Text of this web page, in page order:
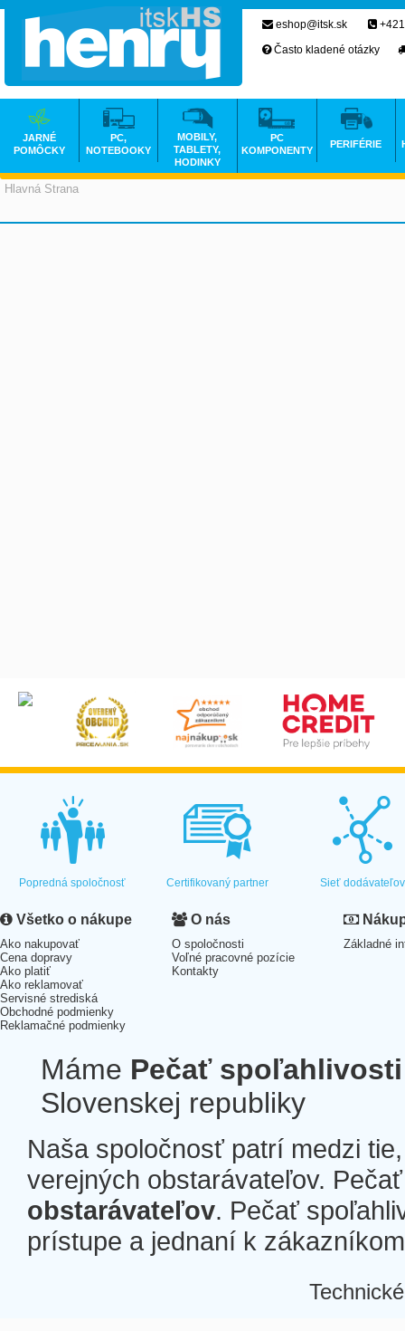
Hlavná Strana
eshop@itsk.sk
Často kladené otázky
JARNÉ
POMÔCKY
PC,
NOTEBOOKY
MOBILY,
TABLETY,
HODINKY
PC
KOMPONENTY
PERIFÉRIE
Popredná spoločnosť Certifikovaný partner Sieť dodávateľov
Všetko o nákupe
Ako nakupovať
Cena dopravy
Ako platiť
Ako reklamovať
Servisné strediská
Obchodné podmienky
Reklamačné podmienky
O nás
O spoločnosti
Voľné pracovné pozície
Kontakty
Základné
Máme Pečať spoľahlivosti
Slovenskej republiky
Naša spoločnosť patrí medzi
verejných obstarávateľov.
obstarávateľov. Pečať
prístupe a jednaní k